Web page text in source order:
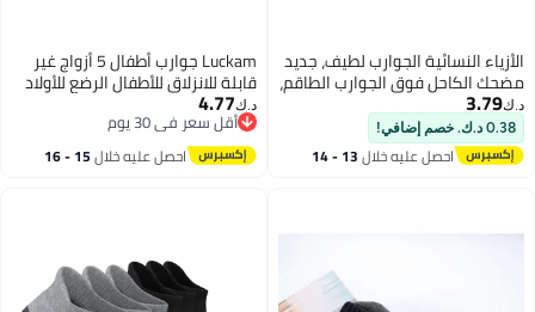
الأزياء النسائية الجوارب لطيف، جديد
مضحك الكاحل فوق الجوارب الطاقم،
5 أزواج هدايا عيد المرأة
د.ك‏3.79
0.38 د.ك. خصم إضافي!
احصل عليه خلال 13 - 14
Luckam جوارب أطفال 5 أزواج غير
قابلة للانزلاق للأطفال الرضع للأولاد
والبنات جوارب كاحل قطن سميك
دافئة جميلة جوارب أرضية للأطفال
من 1 إلى 3 سنوات
د.ك‏4.77
أقل سعر في 30 يوم
أقل سعر في 30 يوم
احصل عليه خلال 15 - 16